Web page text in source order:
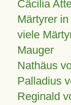
Cäcilia
Märtyrer
viele
Mauger
Nathäus
Palladius
Reginald